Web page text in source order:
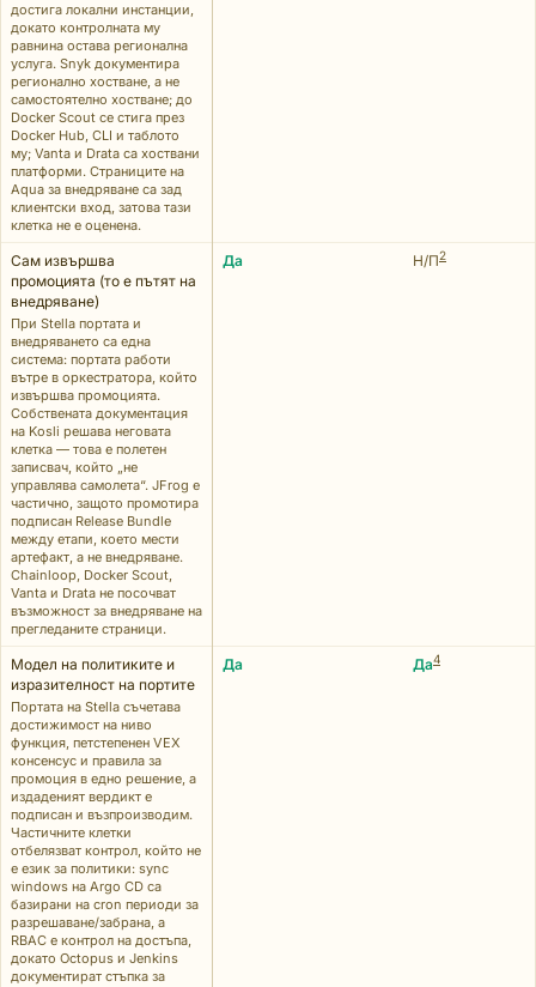
достига локални инстанции,
докато контролната му
равнина остава регионална
услуга. Snyk документира
регионално хостване, а не
самостоятелно хостване; до
Docker Scout се стига през
Docker Hub, CLI и таблото
му; Vanta и Drata са хоствани
платформи. Страниците на
Aqua за внедряване са зад
клиентски вход, затова тази
клетка не е оценена.
Сам извършва
промоцията (то е пътят на
внедряване)
При Stella портата и
внедряването са една
система: портата работи
вътре в оркестратора, който
извършва промоцията.
Собствената документация
на Kosli решава неговата
клетка — това е полетен
записвач, който „не
управлява самолета“. JFrog е
частично, защото промотира
подписан Release Bundle
между етапи, което мести
артефакт, а не внедряване.
Chainloop, Docker Scout,
Vanta и Drata не посочват
възможност за внедряване на
прегледаните страници.
Да Н/П2
Модел на политиките и
изразителност на портите
Портата на Stella съчетава
достижимост на ниво
функция, петстепенен VEX
консенсус и правила за
промоция в едно решение, а
издаденият вердикт е
подписан и възпроизводим.
Частичните клетки
отбелязват контрол, който не
е език за политики: sync
windows на Argo CD са
базирани на cron периоди за
разрешаване/забрана, а
RBAC е контрол на достъпа,
докато Octopus и Jenkins
документират стъпка за
Да Да4